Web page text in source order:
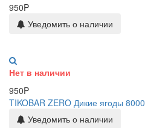
950P
Уведомить о наличии
Нет в наличии
950P
TIKOBAR ZERO Дикие ягоды 8000
Уведомить о наличии